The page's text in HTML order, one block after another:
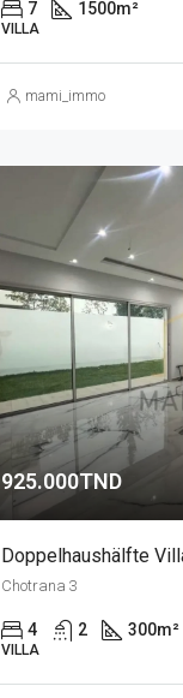
7 1500m²
VILLA
mami_immo
925.000TND
Chotrana 3
4 2 300m²
VILLA